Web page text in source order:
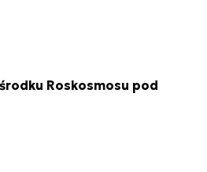
Roskosmosu pod